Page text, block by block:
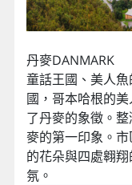
丹麥DANMARK
童話王國、美人
國，哥本哈根的
了丹麥的象徵。
麥的第一印象。
的花朵與四處翱
氛。